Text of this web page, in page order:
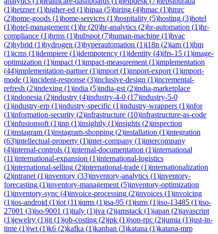
(1)hetzner(1)higher-ed (1)hipaa (5)hiring (4)hmac (1)hmrc
(2)home-goods (1)home-services (1)hospitality (5)hosting (3)hotel
(1)hotel-management (1)hr(20)hr-analytics (2)hr-automation (1)hr-
compliance (1)hrms (1)hubspot (7)human-machine (1)hvac
(2)hybrid (1)hydrogen (3)hyperautomation (1)i18n (2)iam (1)ibm
(1)icms (1)idempiere (1)idempotency (1)identity (4)ifrs-15 (1)image-
optimization (1)impact (1)impact-measurement (1)implementation
(44)implementation-partner(1)import (1)import-export (1)import-
mode (1)incident-response (3)inclusive-design (1)incremental-
refresh (2)indexing (1)india (5)india-gst (2)india-marketplace
(1)indonesia (2)industry (4)industry-4-0 (17)industry-5-0
(1)industry-erp (1)industry-specific (1)industry-wrappers (1)infor
(1)information-security (2)infrastructure (10)infrastructure-as-code
(1)infusionsoft (1)inp (1)insightly (1)insights (2)inspection
(1)instagram (1)instagram-shopping (2)installation (1)integration
(63)intellectual-property (1)inter-company (1)intercompany
(4)internal-controls (1)internal-documentation (1)international
(11)international-expansion (1)international-logistics
(1)international-selling (2)international-trade (1)internationalization
(2)intranet (1)inventory (33)inventory-analytics (1)inventory-
forecasting (1)inventory-management (5)inventory-optimization
(1)inventory-sync (4)invoice-processing (2)invoices (1)invoicing
(1)ios-android (1)iot (11)iqms (1)isa-95 (1)isms (1)iso-13485 (1)iso-
27001 (3)iso-9001 (1)italy (1)iva (2)jamstack (1)japan (2)javascript
(1)jewelry (1)jit (1)job-costing (2)jpk (1)json-rpc (2)jumia (1)just-in-
time (1)jwt (1)k6 (2)kafka (1)kanban (3)katana (1)katana-mrp